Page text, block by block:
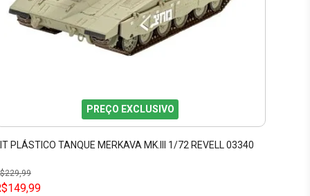
PREÇO EXCLUSIVO
PLÁSTICO TANQUE MERKAVA MK.III 1/72 REVELL 03340
229,99